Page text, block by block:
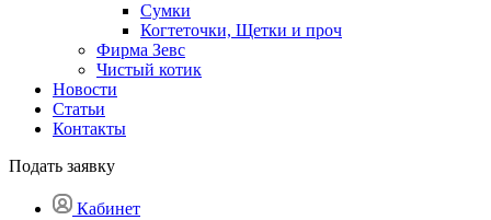
Сумки
Когтеточки, Щетки и проч
Фирма Зевс
Чистый котик
Новости
Статьи
Контакты
Подать заявку
Кабинет